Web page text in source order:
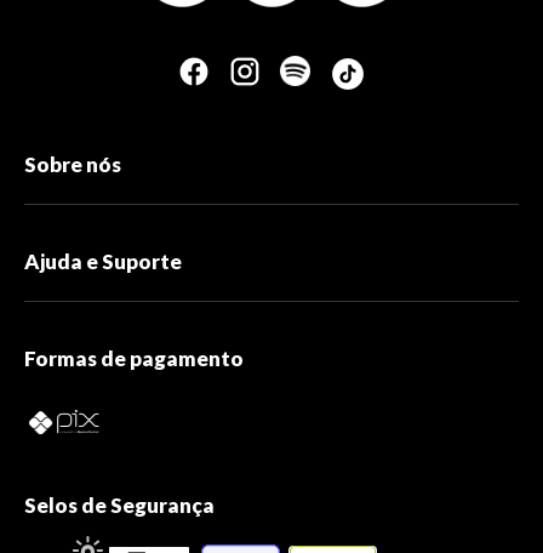
Sobre nós
Ajuda e Suporte
Formas de pagamento
Selos de Segurança